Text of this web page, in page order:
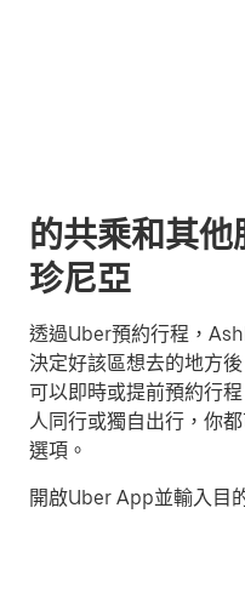
的共乘和其
珍尼亞
透過Uber預約行程，
決定好該區想去的地方
可以即時或提前預約行
人同行或獨自出行，你
選項。
開啟Uber App並輸入目